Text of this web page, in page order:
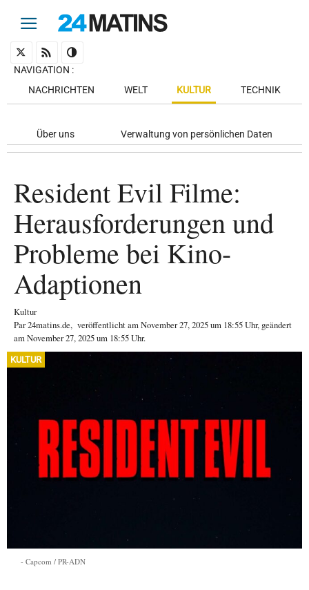
NAVIGATION :
NACHRICHTEN
WELT KULTUR TECHNIK
Über uns Verwaltung von persönlichen Daten
Resident Evil Filme:
Herausforderungen und
Probleme bei Kino-
Adaptionen
Kultur
Par24matins.de, veröffentlicht amNovember 27, 2025um 18:55 Uhr, geändert
am November 27, 2025 um 18:55 Uhr.
KULTUR
Capcom / PR-ADN